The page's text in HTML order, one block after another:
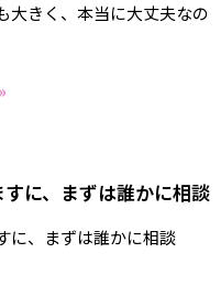
大きく、本当に大丈夫なの
に、まずは誰かに相談
に、まずは誰かに相談